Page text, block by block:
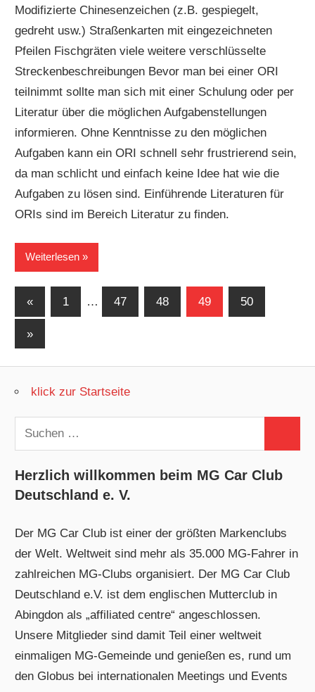
Modifizierte Chinesenzeichen (z.B. gespiegelt,
gedreht usw.) Straßenkarten mit eingezeichneten
Pfeilen Fischgräten viele weitere verschlüsselte
Streckenbeschreibungen Bevor man bei einer ORI
teilnimmt sollte man sich mit einer Schulung oder per
Literatur über die möglichen Aufgabenstellungen
informieren. Ohne Kenntnisse zu den möglichen
Aufgaben kann ein ORI schnell sehr frustrierend sein,
da man schlicht und einfach keine Idee hat wie die
Aufgaben zu lösen sind. Einführende Literaturen für
ORIs sind im Bereich Literatur zu finden.
Weiterlesen
Seitennummerierung
der
Beiträge
«Vorherige
Beiträge
1 … 47 48 49 50
Nächste
»
klick zur Startseite
Suchen
nach:
Herzlich willkommen beim MG Car Club
Deutschland e. V.
Der MG Car Club ist einer der größten Markenclubs
der Welt. Weltweit sind mehr als 35.000 MG-Fahrer in
zahlreichen MG-Clubs organisiert. Der MG Car Club
Deutschland e.V. ist dem englischen Mutterclub in
Abingdon als „affiliated centre“ angeschlossen.
Unsere Mitglieder sind damit Teil einer weltweit
einmaligen MG-Gemeinde und genießen es, rund um
den Globus bei internationalen Meetings und Events